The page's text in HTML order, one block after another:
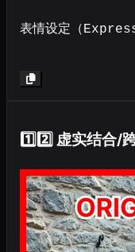
表情设定（
动作设定（Pose
1️⃣2️⃣ 虚实结合/